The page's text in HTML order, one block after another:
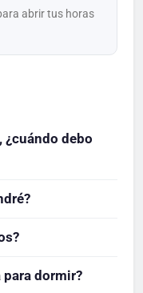
abrir tus horas
¿cuándo debo
para dormir?